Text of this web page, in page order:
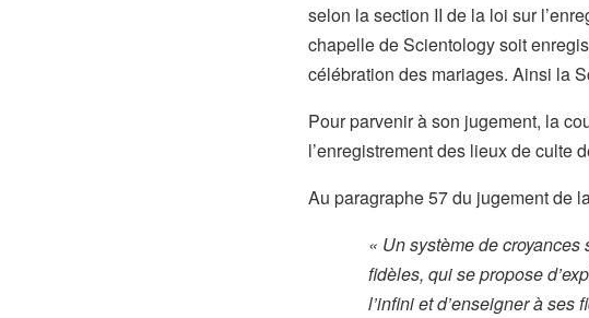
selon la section II de la loi sur
chapelle de Scientology soit
célébration des mariages. Ainsi la
Pour parvenir à son jugement, la
l’enregistrement des lieux de culte
Au paragraphe 57 du jugement de
« Un système de
fidèles, qui se propose
l’infini et d’enseigner à